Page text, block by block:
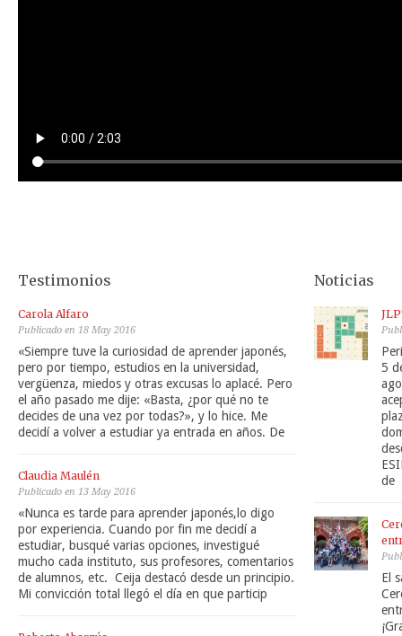
Testimonios
Carola Alfaro
Publicado en 18 May 2016
«Siempre tuve la curiosidad de aprender japonés,
pero por tiempo, estudios en la universidad,
vergüenza, miedos y otras excusas lo aplacé. Pero
el año pasado me dije: «Basta, ¿por qué no te
decides de una vez por todas?», y lo hice. Me
decidí a volver a estudiar ya entrada en años. De
Claudia Maulén
Publicado en 13 May 2016
«Nunca es tarde para aprender japonés,lo digo
por experiencia. Cuando por fin me decidí a
estudiar, busqué varias opciones, investigué
mucho cada instituto, sus profesores, comentarios
de alumnos, etc. Ceija destacó desde un principio.
Mi convicción total llegó el día en que particip
Noticias
5
de
El